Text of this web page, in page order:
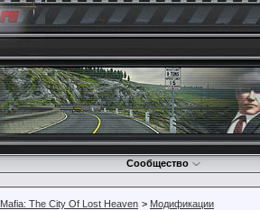
Сообщество
Mafia: The City Of Lost Heaven > Модификации